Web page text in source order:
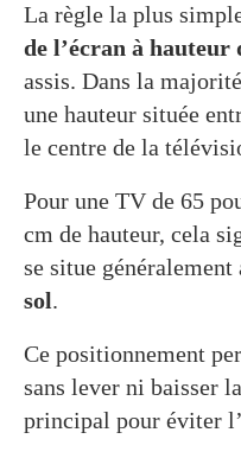
La règle la plus
de l’écran à hauteur
assis. Dans la
une hauteur située
le centre de la
Pour une TV de 65
cm de hauteur, cela
se situe généralement
sol.
Ce positionnement
sans lever ni baisser
principal pour éviter